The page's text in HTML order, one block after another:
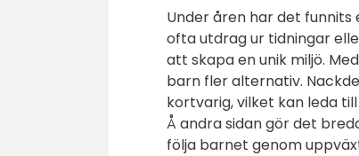
Under åren har det
ofta utdrag ur tidningar
att skapa en unik miljö.
barn fler alternativ.
kortvarig, vilket kan leda
Å andra sidan gör det
följa barnet genom